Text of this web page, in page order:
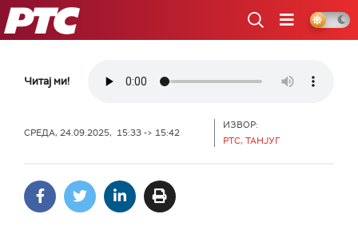
РТС
Читај ми!
СРЕДА, 24.09.2025, 15:33 -> 15:42
ИЗВОР:
РТС, ТАНЈУГ